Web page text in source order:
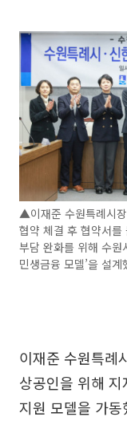
▲이재준 수원특례시
협약 체결 후 협약서
부담 완화를 위해 수원
민생금융 모델’을 설
이재준 수원특례
상공인을 위해
지원 모델을 가